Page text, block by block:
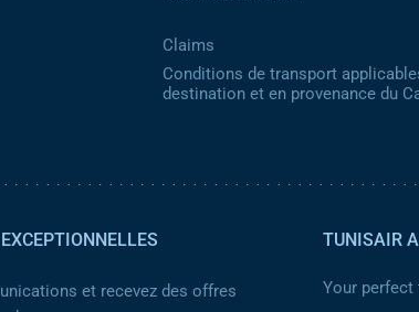
Claims
Conditions de transport
destination et en provenance du
et recevez des offres
TUNISAIR
Your perfect